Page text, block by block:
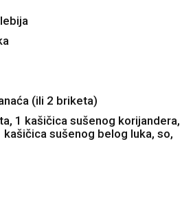
(ili 2 briketa)
1 kašičica sušenog korijandera,
kašičica sušenog belog luka, so,